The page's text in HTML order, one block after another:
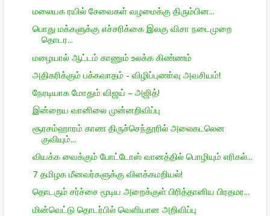
மலையக ரயில் சேவைகள் வழமைக்கு திரும்பின...
பொது மக்களுக்கு எச்சரிக்கை இலகு விசா நடைமுறை
தொடர...
மழையால் ஆட்டம் காணும் உலக்க கிண்ணம்
அதிகரிக்கும் பக்கவாதம் - விழிப்புணா்வு அவசியம்!
நேரடியாக மோதும் விஜய் – அஜித்!
இன்றைய வானிலை முன்னறிவிப்பு
சூரசம்ஹாரம் காண திருச்செந்தூரில் அலைகடலென
குவியும்...
வியக்க வைக்கும் போட்டோஸ் வானத்தில் பொழியும் எரிகல்...
7 தமிழக மீனவர்களுக்கு விளக்கமறியல்!
தொடரும் சர்ச்சை மூடிய அறைக்குள் பிரித்தானிய பிரதமர...
மின்வெட்டு தொடர்பில் வெளியான அறிவிப்பு